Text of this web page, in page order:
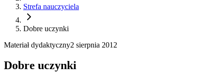
Strefa nauczyciela
Dobre uczynki
Materiał dydaktyczny2 sierpnia 2012
Dobre uczynki